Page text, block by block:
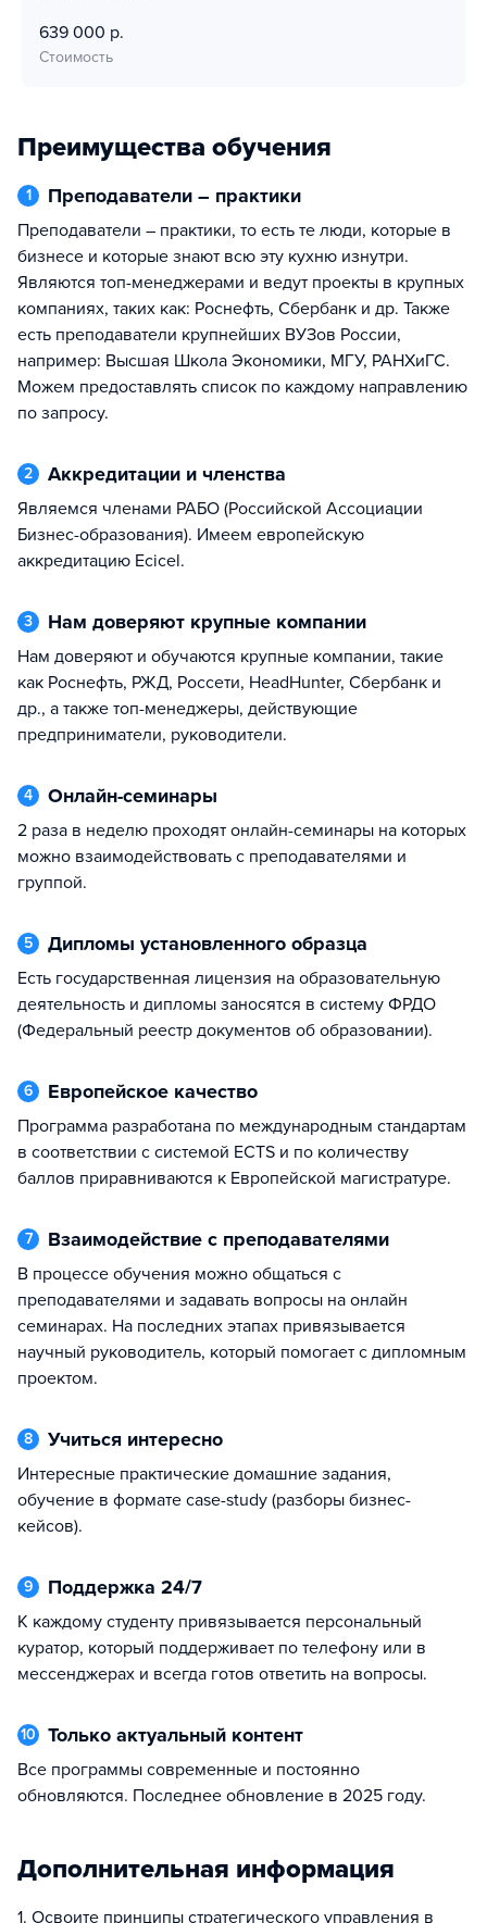
639 000 р.
Стоимость
Преимущества обучения
1 Преподаватели – практики
Преподаватели – практики, то есть те люди, которые в
бизнесе и которые знают всю эту кухню изнутри.
Являются топ-менеджерами и ведут проекты в крупных
компаниях, таких как: Роснефть, Сбербанк и др. Также
есть преподаватели крупнейших ВУЗов России,
например: Высшая Школа Экономики, МГУ, РАНХиГС.
Можем предоставлять список по каждому направлению
по запросу.
2 Аккредитации и членства
Являемся членами РАБО (Российской Ассоциации
Бизнес-образования). Имеем европейскую
аккредитацию Ecicel.
3 Нам доверяют крупные компании
Нам доверяют и обучаются крупные компании, такие
как Роснефть, РЖД, Россети, HeadHunter, Сбербанк и
др., а также топ-менеджеры, действующие
предприниматели, руководители.
4 Онлайн-семинары
2 раза в неделю проходят онлайн-семинары на которых
можно взаимодействовать с преподавателями и
группой.
5 Дипломы установленного образца
Есть государственная лицензия на образовательную
деятельность и дипломы заносятся в систему ФРДО
(Федеральный реестр документов об образовании).
6 Европейское качество
Программа разработана по международным стандартам
в соответствии с системой ECTS и по количеству
баллов приравниваются к Европейской магистратуре.
7 Взаимодействие с преподавателями
В процессе обучения можно общаться с
преподавателями и задавать вопросы на онлайн
семинарах. На последних этапах привязывается
научный руководитель, который помогает с дипломным
проектом.
8 Учиться интересно
Интересные практические домашние задания,
обучение в формате case-study (разборы бизнес-
кейсов).
9 Поддержка 24/7
К каждому студенту привязывается персональный
куратор, который поддерживает по телефону или в
мессенджерах и всегда готов ответить на вопросы.
10 Только актуальный контент
Все программы современные и постоянно
обновляются. Последнее обновление в 2025 году.
Дополнительная информация
1. Освоите принципы стратегического управления в